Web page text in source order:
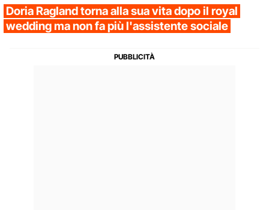
Doria Ragland torna alla sua vita dopo il royal
wedding ma non fa più l'assistente sociale